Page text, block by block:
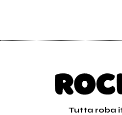
Tutta roba